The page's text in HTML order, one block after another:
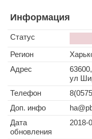
Информация
Статус
Регион
Адрес
ул
Телефон
Доп. инфо
Дата
обновления
2018-